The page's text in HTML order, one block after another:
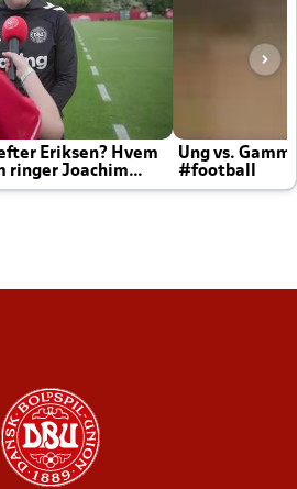
Eriksen? Hvem
ringer Joachim
Ung vs.
#football